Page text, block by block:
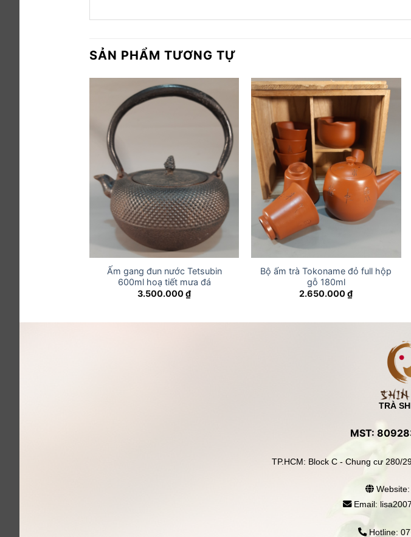
SẢN PHẨM TƯƠNG TỰ
Ấm gang đun nước Tetsubin
600ml hoạ tiết mưa đá
3.500.000₫
Bộ ấm trà Tokoname đỏ full hộp
gỗ 180ml
2.650.000₫
TRÀ
MST:
TP.HCM: Block C - Chung cư 280/
Email:
Hotline: